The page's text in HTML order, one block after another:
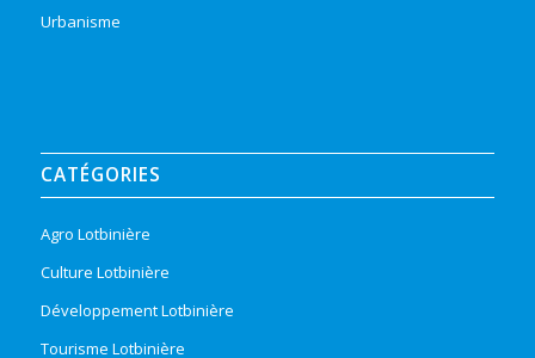
Urbanisme
CATÉGORIES
Agro Lotbinière
Culture Lotbinière
Développement Lotbinière
Tourisme Lotbinière